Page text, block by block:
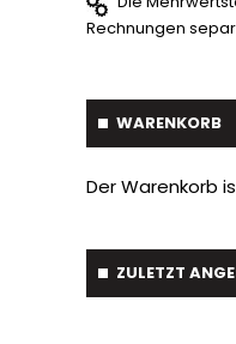
Ballengreifer
Schaufel
Planierschild
Silageschieber
Rechnungen
WARENKORB
Der Warenkorb
ZULETZT